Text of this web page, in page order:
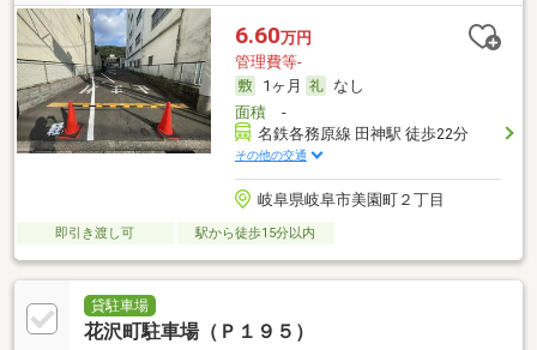
6.60万円
管理費等-
1ヶ月
なし
面積-
名鉄各務原線 田神駅 徒歩22分
その他の交通
岐阜県岐阜市美園町２丁目
即引き渡し可 駅から徒歩15分以内
貸駐車場
花沢町駐車場（Ｐ１９５）